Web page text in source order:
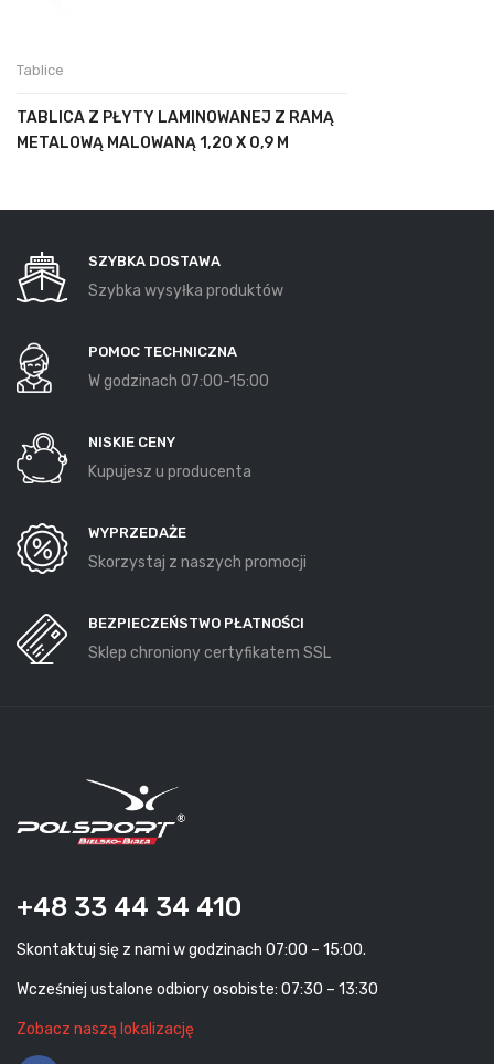
Tablice
TABLICA Z PŁYTY LAMINOWANEJ Z RAMĄ
METALOWĄ MALOWANĄ 1,20 X 0,9 M
SZYBKA DOSTAWA
Szybka wysyłka produktów
POMOC TECHNICZNA
W godzinach 07:00-15:00
NISKIE CENY
Kupujesz u producenta
WYPRZEDAŻE
Skorzystaj z naszych promocji
BEZPIECZEŃSTWO PŁATNOŚCI
Sklep chroniony certyfikatem SSL
+48 33 44 34 410
Skontaktuj się z nami w godzinach 07:00 – 15:00.
Wcześniej ustalone odbiory osobiste: 07:30 – 13:30
Zobacz naszą lokalizację